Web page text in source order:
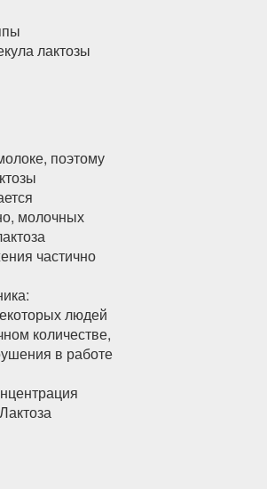
лактозы
поэтому
молочных
частично
людей
количестве,
в работе